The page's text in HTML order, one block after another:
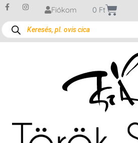
Fiókom 0 Ft